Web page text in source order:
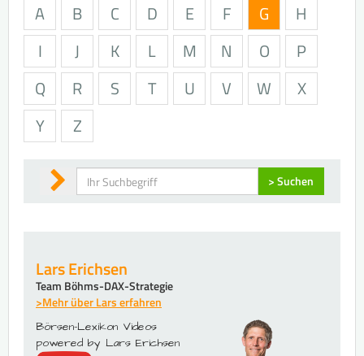
A B C D E F G
H
I
J K L M N O
P
Q
R S T U V W
X
Y
Z
Suchen > Suchen
Lars Erichsen
Team Böhms-DAX-Strategie
>Mehr über Lars erfahren
Börsen-Lexikon Videos
powered by Lars Erichsen